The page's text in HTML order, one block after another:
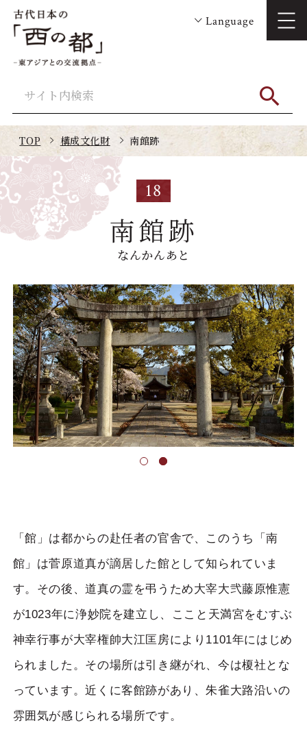
Language
TOP 構成文化財 南館跡
18
南館跡
なんかんあと
「館」は都からの赴任者の官舎で、このうち「南
館」は菅原道真が謫居した館として知られていま
す。その後、道真の霊を弔うため大宰大弐藤原惟憲
が1023年に浄妙院を建立し、ここと天満宮をむすぶ
神幸行事が大宰権帥大江匡房により1101年にはじめ
られました。その場所は引き継がれ、今は榎社とな
っています。近くに客館跡があり、朱雀大路沿いの
雰囲気が感じられる場所です。